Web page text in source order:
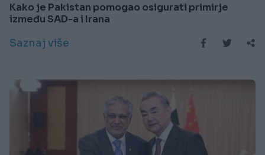
Kako je Pakistan pomogao osigurati primirje
između SAD-a i Irana
Saznaj više